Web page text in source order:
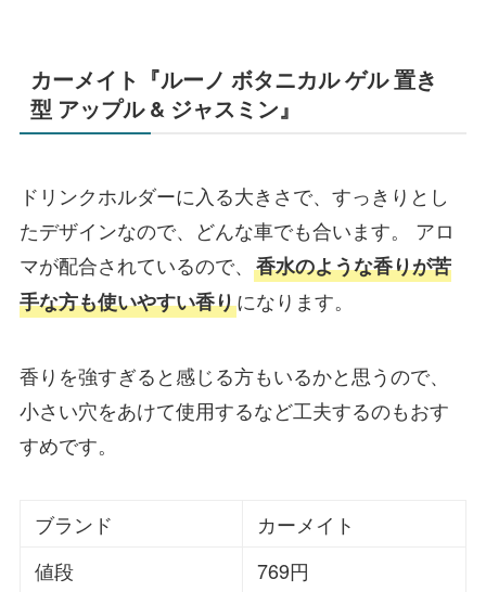
カーメイト『ルーノ ボタニカル ゲル 置き
型 アップル & ジャスミン』
ドリンクホルダーに入る大きさで、すっきりとし
たデザインなので、どんな車でも合います。 アロ
マが配合されているので、 香水のような香りが苦
手な方も使いやすい香りになります。
香りを強すぎると感じる方もいるかと思うので、
小さい穴をあけて使用するなど工夫するのもおす
すめです。
ブランド
カーメイト
値段
769円